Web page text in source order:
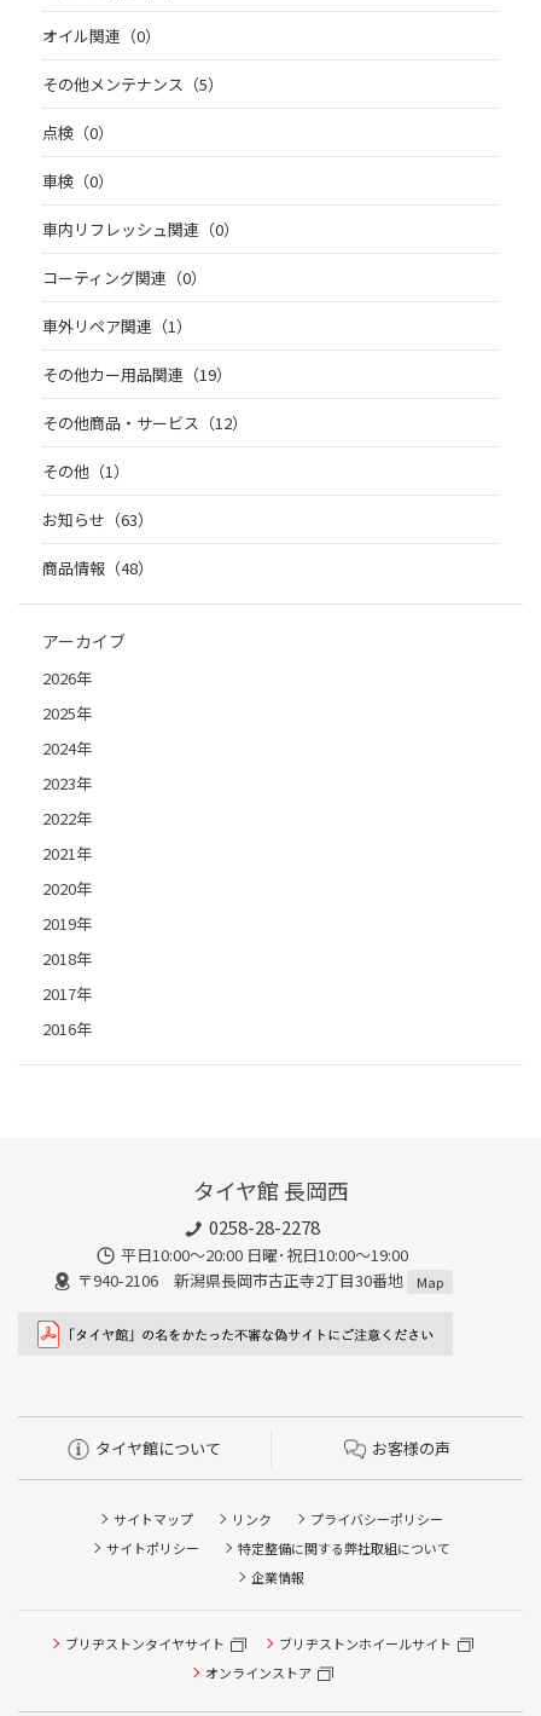
オイル関連（0）
その他メンテナンス（5）
点検（0）
車検（0）
車内リフレッシュ関連（0）
コーティング関連（0）
車外リペア関連（1）
その他カー用品関連（19）
その他商品・サービス（12）
その他（1）
お知らせ（63）
商品情報（48）
アーカイブ
2026年
2025年
2024年
2023年
2022年
2021年
2020年
2019年
2018年
2017年
2016年
タイヤ館 長岡西
0258-28-2278
平日10:00～20:00 日曜･祝日10:00～19:00
〒940-2106 新潟県長岡市古正寺2丁目30番地
Map
タイヤ館について お客様の声
サイトマップ リンク
プライバシーポリシー
サイトポリシー
特定整備に関する弊社取組について
企業情報
ブリヂストンタイヤサイト
ブリヂストンホイールサイト
オンラインストア